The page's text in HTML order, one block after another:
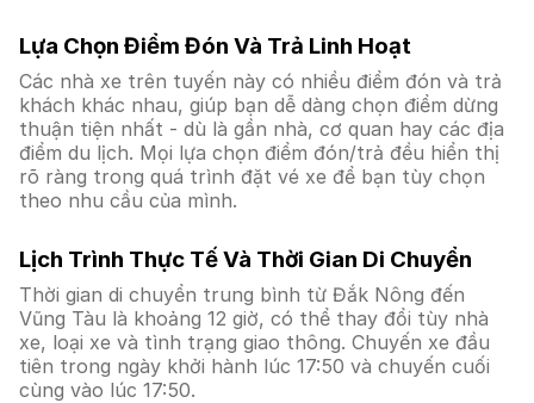
Lựa Chọn Điểm Đón Và Trả Linh Hoạt
Các nhà xe trên tuyến này có nhiều điểm đón và trả
khách khác nhau, giúp bạn dễ dàng chọn điểm dừng
thuận tiện nhất - dù là gần nhà, cơ quan hay các địa
điểm du lịch. Mọi lựa chọn điểm đón/trả đều hiển thị
rõ ràng trong quá trình đặt vé xe để bạn tùy chọn
theo nhu cầu của mình.
Lịch Trình Thực Tế Và Thời Gian Di Chuyển
Thời gian di chuyển trung bình từ Đắk Nông đến
Vũng Tàu là khoảng 12 giờ, có thể thay đổi tùy nhà
xe, loại xe và tình trạng giao thông. Chuyến xe đầu
tiên trong ngày khởi hành lúc 17:50 và chuyến cuối
cùng vào lúc 17:50.